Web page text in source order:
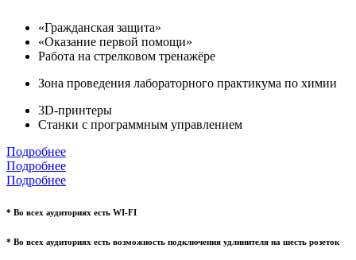
«Гражданская защита»
«Оказание первой помощи»
Работа на стрелковом тренажёре
Зона проведения лабораторного практикума по химии
3D-принтеры
Станки с программным управлением
Подробнее
Подробнее
Подробнее
* Во всех аудиториях есть WI-FI
* Во всех аудиториях есть возможность подключения удлинителя на шесть розеток